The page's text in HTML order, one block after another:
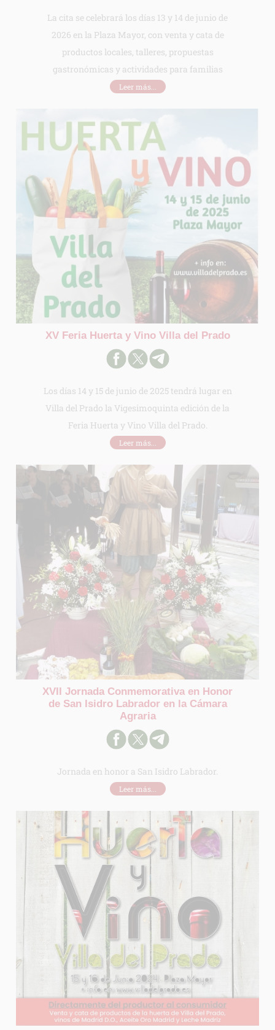
La cita se celebrará los días 13 y 14 de junio de
2026 en la Plaza Mayor, con venta y cata de
productos locales, talleres, propuestas
gastronómicas y actividades para familias
Leer más...
XV Feria Huerta y Vino Villa del Prado
Los días 14 y 15 de junio de 2025 tendrá lugar en
Villa del Prado la Vigesimoquinta edición de la
Feria Huerta y Vino Villa del Prado.
Leer más...
XVII Jornada Conmemorativa en Honor
de San Isidro Labrador en la Cámara
Agraria
Jornada en honor a San Isidro Labrador.
Leer más...
INFORMACION SOBRE LA PROTECCIÓN DE TUS DATOS
Responsable:
Finalidad:
Legitimación: